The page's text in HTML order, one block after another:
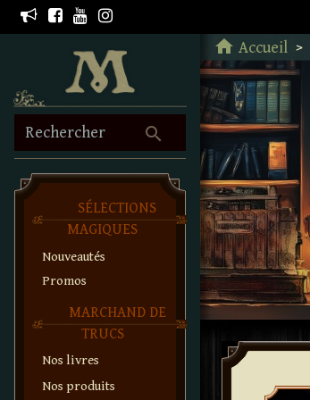
search
Rechercher
SÉLECTIONS
MAGIQUES
Nouveautés
Promos
MARCHAND DE
TRUCS
Nos livres
Nos produits
home Accueil
Retour à l'accueil